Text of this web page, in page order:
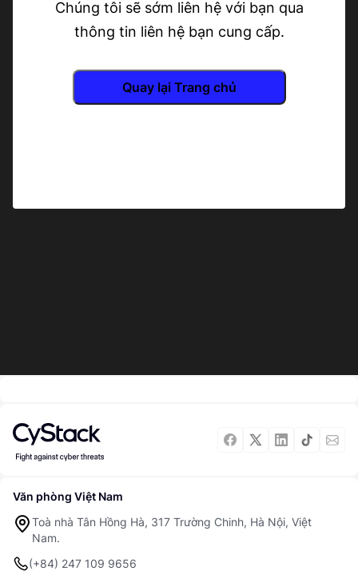
Chúng tôi sẽ sớm liên hệ với bạn qua
thông tin liên hệ bạn cung cấp.
Quay lại Trang chủ
Văn phòng Việt Nam
Toà nhà Tân Hồng Hà, 317 Trường Chinh, Hà Nội, Việt
Nam.
(+84) 247 109 9656